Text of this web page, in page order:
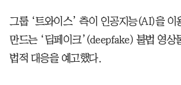
그룹 ‘트와이스’ 측이 인공지능(AI)을 이
만드는 ‘딥페이크’(deepfake) 불법 영상
법적 대응을 예고했다.